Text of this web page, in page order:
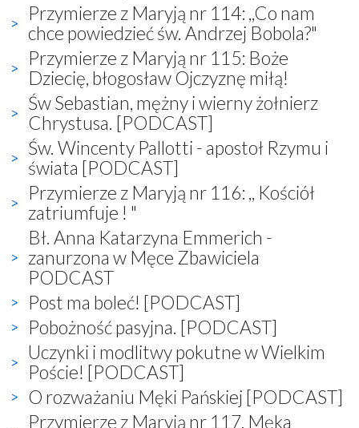
Przymierze z Maryją nr 114: ,,Co nam
chce powiedzieć św. Andrzej Bobola?"
Przymierze z Maryją nr 115: Boże
Dziecię, błogosław Ojczyznę miłą!
Św Sebastian, mężny i wierny żołnierz
Chrystusa. [PODCAST]
Św. Wincenty Pallotti - apostoł Rzymu i
świata [PODCAST]
Przymierze z Maryją nr 116: ,, Kościół
zatriumfuje ! "
Bł. Anna Katarzyna Emmerich -
zanurzona w Męce Zbawiciela
PODCAST
Post ma boleć! [PODCAST]
Pobożność pasyjna. [PODCAST]
Uczynki i modlitwy pokutne w Wielkim
Poście! [PODCAST]
O rozważaniu Męki Pańskiej [PODCAST]
Przymierze z Maryją nr 117, Męka